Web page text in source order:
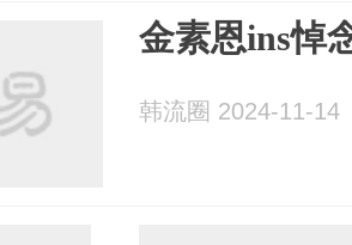
金素恩ins悼
韩流圈 2024-11-14